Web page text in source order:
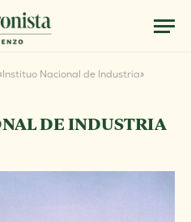
Nacional de Industria»
DE INDUSTRIA